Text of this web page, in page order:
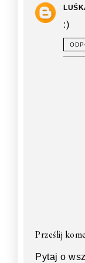
:)
Prześlij
Pytaj o